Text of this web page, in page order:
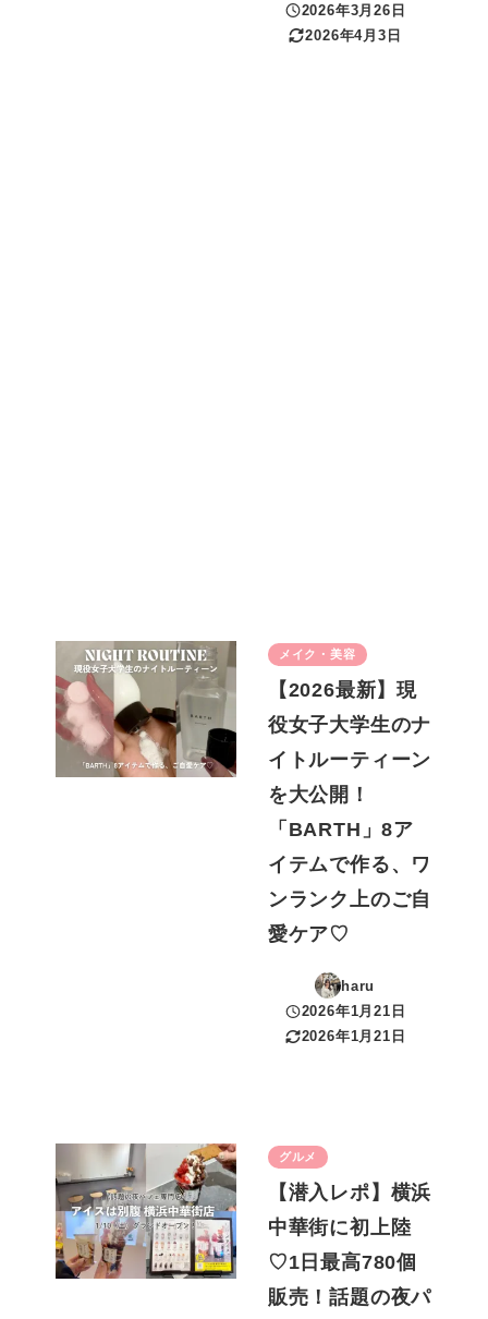
投稿日
2026年3月26日
更新日
2026年4月3日
メイク・美容
【2026最新】現
役女子大学生のナ
イトルーティーン
を大公開！
「BARTH」8ア
イテムで作る、ワ
ンランク上のご自
愛ケア♡
haru
投稿日
2026年1月21日
更新日
2026年1月21日
グルメ
【潜入レポ】横浜
中華街に初上陸
♡1日最高780個
販売！話題の夜パ